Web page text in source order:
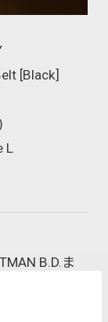
[Black]
L
B.D.ま